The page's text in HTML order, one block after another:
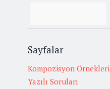
Sayfalar
Kompozisyon Örnekleri
Yazılı Soruları